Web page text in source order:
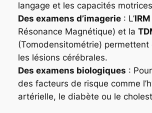
langage et les capacités
Des examens d’imagerie: L’IRM
Résonance Magnétique) et la
(Tomodensitométrie) permettent
les lésions cérébrales.
Des examens biologiques :
des facteurs de risque comme
artérielle, le diabète ou le